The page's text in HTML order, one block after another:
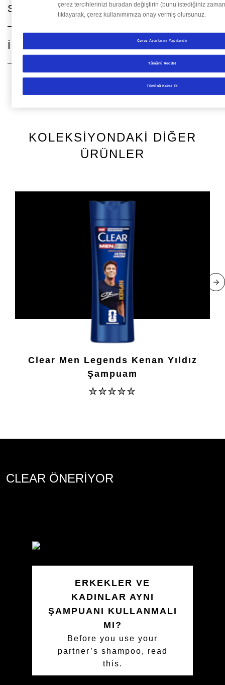
Sonuçlar
İçindekiler
Şampuan
KOLEKSİYONDAKİ DİĞER
ÜRÜNLER
Clear Men Legends Kenan Yıldız
Şampuam
Bu
CLEAR ÖNERİYOR
ERKEKLER VE
KADINLAR AYNI
ŞAMPUANI KULLANMALI
MI?
Before you use your
partner’s shampoo, read
this.
çerez tercihlerinizi buradan değiştirin (bunu istediğiniz
tıklayarak, çerez kullanımımıza onay vermiş olursunuz.
Çerez Ayarlarını Yapılandır
Tümünü Reddet
Tümünü Kabul Et